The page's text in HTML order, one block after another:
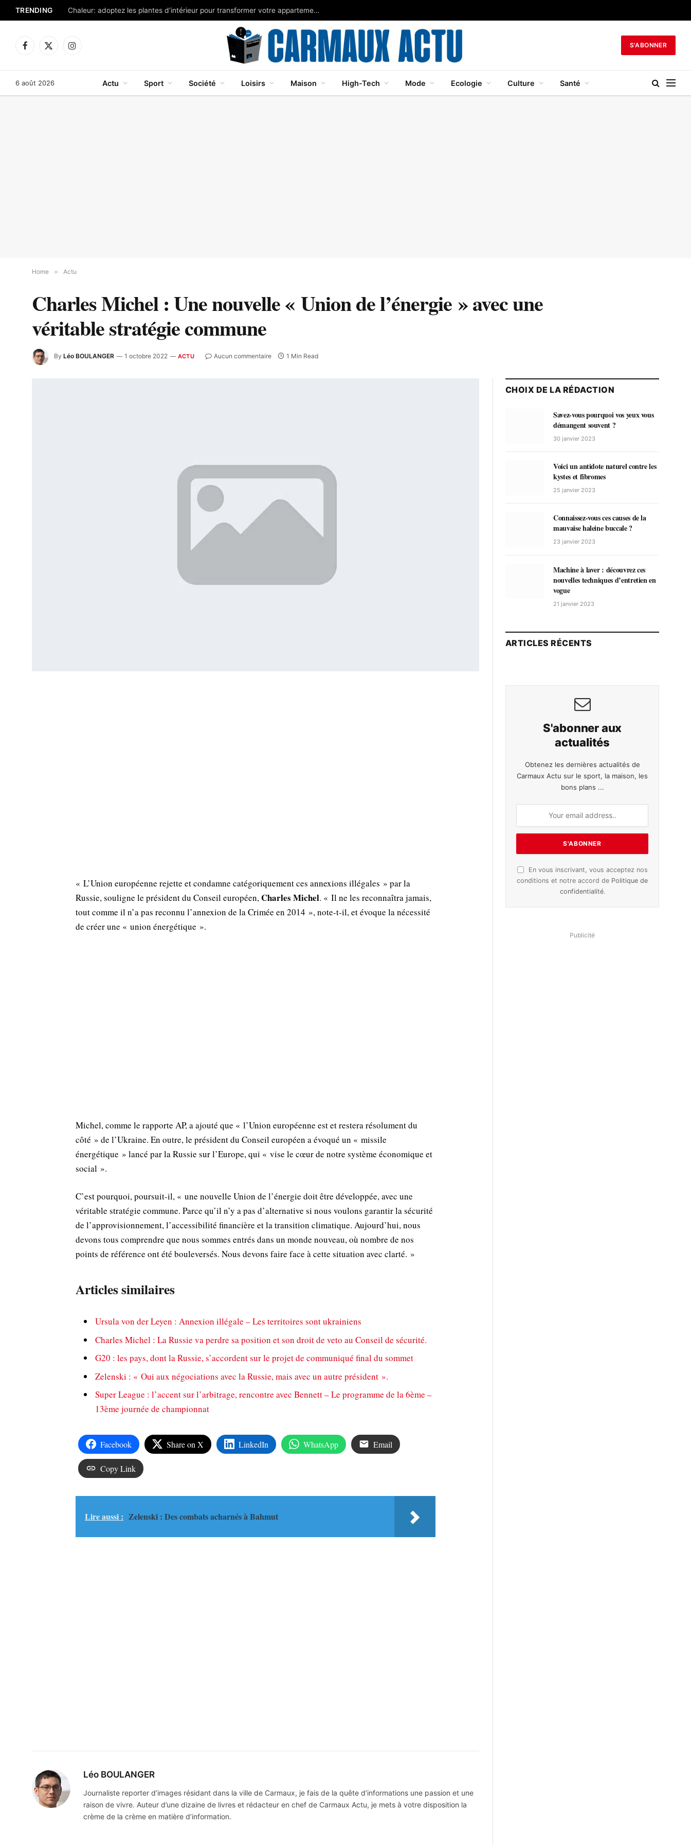
TRENDING Chaleur: adoptez les plantes d’intérieur pour transformer votre appartement en refuge frais
Facebook
X
Instagram
S'ABONNER
6 août 2026 Actu Sport Société Loisirs Maison High-Tech Mode Ecologie Culture Santé
Home » Actu
Charles Michel : Une nouvelle « Union de l’énergie » avec une
véritable stratégie commune
By Léo BOULANGER 1 octobre 2022 ACTU Aucun commentaire 1 Min Read
« L’Union européenne rejette et condamne catégoriquement ces annexions illégales » par la
Russie, souligne le président du Conseil européen,Charles Michel. « Il ne les reconnaîtra jamais,
tout comme il n’a pas reconnu l’annexion de la Crimée en 2014 », note-t-il, et évoque la nécessité
de créer une « union énergétique ».
Michel, comme le rapporte AP, a ajouté que « l’Union européenne est et restera résolument du
côté » de l’Ukraine. En outre, le président du Conseil européen a évoqué un « missile
énergétique » lancé par la Russie sur l’Europe, qui « vise le cœur de notre système économique et
social ».
C’est pourquoi, poursuit-il, « une nouvelle Union de l’énergie doit être développée, avec une
véritable stratégie commune. Parce qu’il n’y a pas d’alternative si nous voulons garantir la sécurité
de l’approvisionnement, l’accessibilité financière et la transition climatique. Aujourd’hui, nous
devons tous comprendre que nous sommes entrés dans un monde nouveau, où nombre de nos
points de référence ont été bouleversés. Nous devons faire face à cette situation avec clarté. »
Articles similaires
Ursula von der Leyen : Annexion illégale – Les territoires sont ukrainiens
Charles Michel : La Russie va perdre sa position et son droit de veto au Conseil de sécurité.
G20 : les pays, dont la Russie, s’accordent sur le projet de communiqué final du sommet
Zelenski : « Oui aux négociations avec la Russie, mais avec un autre président ».
Super League : l’accent sur l’arbitrage, rencontre avec Bennett – Le programme de la 6ème –
13ème journée de championnat
Facebook Share on X LinkedIn WhatsApp Email
Copy Link
Lire aussi : Zelenski : Des combats acharnés à Bahmut
Léo BOULANGER
Journaliste reporter d’images résidant dans la ville de Carmaux, je fais de la quête d’informations une passion et une
raison de vivre. Auteur d’une dizaine de livres et rédacteur en chef de Carmaux Actu, je mets à votre disposition la
crème de la crème en matière d’information.
CHOIX DE LA RÉDACTION
Savez-vous pourquoi vos yeux vous
démangent souvent ?
30 janvier 2023
Voici un antidote naturel contre les
kystes et fibromes
25 janvier 2023
Connaissez-vous ces causes de la
mauvaise haleine buccale ?
23 janvier 2023
Machine à laver : découvrez ces
nouvelles techniques d’entretien en
vogue
21 janvier 2023
ARTICLES RÉCENTS
S'abonner aux
actualités
Obtenez les dernières actualités de
Carmaux Actu sur le sport, la maison, les
bons plans ...
En vous inscrivant, vous acceptez nos
conditions et notre accord de Politique de
confidentialité.
Publicité